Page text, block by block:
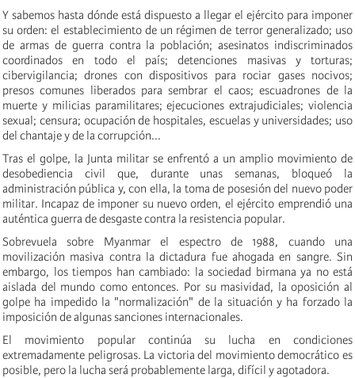
Y sabemos hasta dónde está dispuesto a llegar el ejército para imponer
su orden: el establecimiento de un régimen de terror generalizado; uso
de armas de guerra contra la población; asesinatos indiscriminados
coordinados en todo el país; detenciones masivas y torturas;
cibervigilancia; drones con dispositivos para rociar gases nocivos;
presos comunes liberados para sembrar el caos; escuadrones de la
muerte y milicias paramilitares; ejecuciones extrajudiciales; violencia
sexual; censura; ocupación de hospitales, escuelas y universidades; uso
del chantaje y de la corrupción...
Tras el golpe, la Junta militar se enfrentó a un amplio movimiento de
desobediencia civil que, durante unas semanas, bloqueó la
administración pública y, con ella, la toma de posesión del nuevo poder
militar. Incapaz de imponer su nuevo orden, el ejército emprendió una
auténtica guerra de desgaste contra la resistencia popular.
Sobrevuela sobre Myanmar el espectro de 1988, cuando una
movilización masiva contra la dictadura fue ahogada en sangre. Sin
embargo, los tiempos han cambiado: la sociedad birmana ya no está
aislada del mundo como entonces. Por su masividad, la oposición al
golpe ha impedido la "normalización" de la situación y ha forzado la
imposición de algunas sanciones internacionales.
El movimiento popular continúa su lucha en condiciones
extremadamente peligrosas. La victoria del movimiento democrático es
posible, pero la lucha será probablemente larga, difícil y agotadora.